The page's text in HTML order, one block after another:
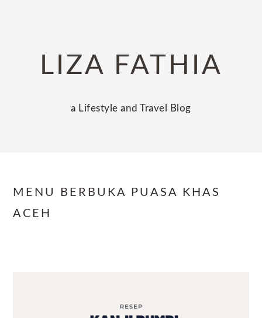
navigationLIZA FATHIA
a Lifestyle and Travel Blog
MENU BERBUKA PUASA KHAS
ACEH